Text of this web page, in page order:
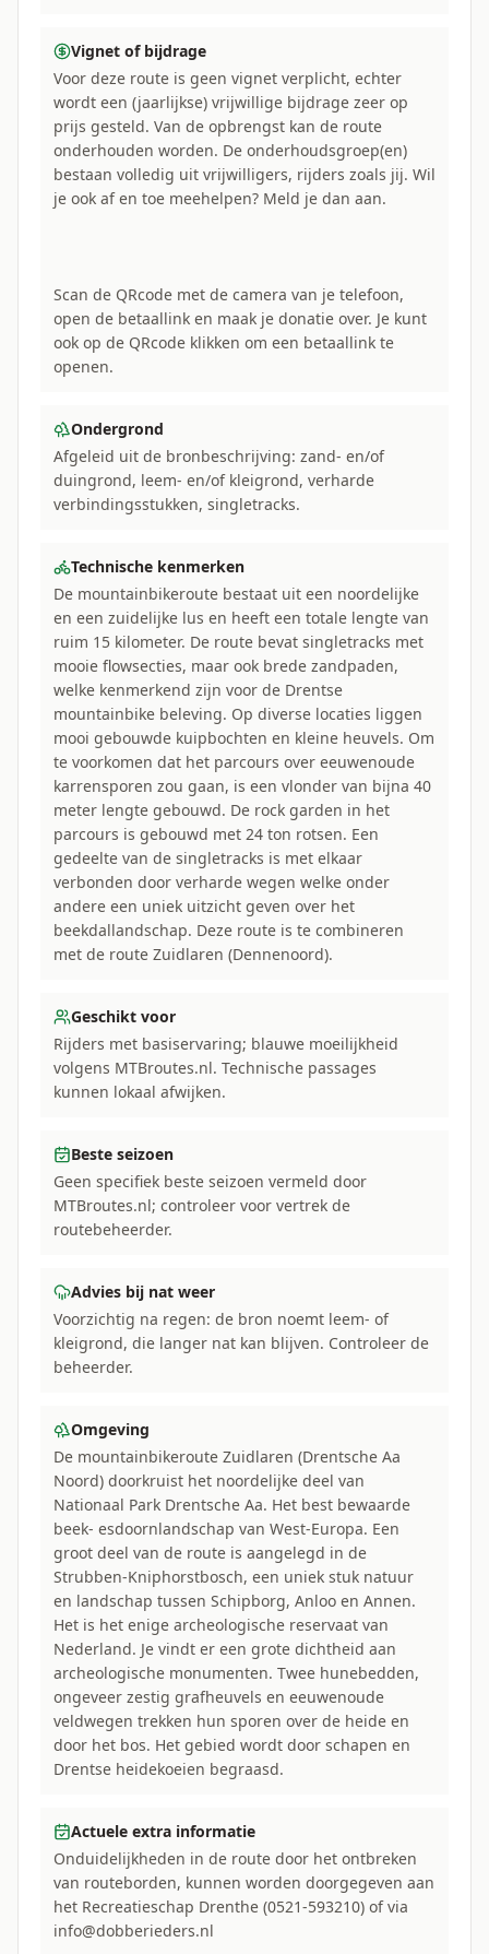
Vignet of bijdrage
Voor deze route is geen vignet verplicht, echter
wordt een (jaarlijkse) vrijwillige bijdrage zeer op
prijs gesteld. Van de opbrengst kan de route
onderhouden worden. De onderhoudsgroep(en)
bestaan volledig uit vrijwilligers, rijders zoals jij. Wil
je ook af en toe meehelpen? Meld je dan aan.
Scan de QRcode met de camera van je telefoon,
open de betaallink en maak je donatie over. Je kunt
ook op de QRcode klikken om een betaallink te
openen.
Ondergrond
Afgeleid uit de bronbeschrijving: zand- en/of
duingrond, leem- en/of kleigrond, verharde
verbindingsstukken, singletracks.
Technische kenmerken
De mountainbikeroute bestaat uit een noordelijke
en een zuidelijke lus en heeft een totale lengte van
ruim 15 kilometer. De route bevat singletracks met
mooie flowsecties, maar ook brede zandpaden,
welke kenmerkend zijn voor de Drentse
mountainbike beleving. Op diverse locaties liggen
mooi gebouwde kuipbochten en kleine heuvels. Om
te voorkomen dat het parcours over eeuwenoude
karrensporen zou gaan, is een vlonder van bijna 40
meter lengte gebouwd. De rock garden in het
parcours is gebouwd met 24 ton rotsen. Een
gedeelte van de singletracks is met elkaar
verbonden door verharde wegen welke onder
andere een uniek uitzicht geven over het
beekdallandschap. Deze route is te combineren
met de route Zuidlaren (Dennenoord).
Geschikt voor
Rijders met basiservaring; blauwe moeilijkheid
volgens MTBroutes.nl. Technische passages
kunnen lokaal afwijken.
Beste seizoen
Geen specifiek beste seizoen vermeld door
MTBroutes.nl; controleer voor vertrek de
routebeheerder.
Advies bij nat weer
Voorzichtig na regen: de bron noemt leem- of
kleigrond, die langer nat kan blijven. Controleer de
beheerder.
Omgeving
De mountainbikeroute Zuidlaren (Drentsche Aa
Noord) doorkruist het noordelijke deel van
Nationaal Park Drentsche Aa. Het best bewaarde
beek- esdoornlandschap van West-Europa. Een
groot deel van de route is aangelegd in de
Strubben-Kniphorstbosch, een uniek stuk natuur
en landschap tussen Schipborg, Anloo en Annen.
Het is het enige archeologische reservaat van
Nederland. Je vindt er een grote dichtheid aan
archeologische monumenten. Twee hunebedden,
ongeveer zestig grafheuvels en eeuwenoude
veldwegen trekken hun sporen over de heide en
door het bos. Het gebied wordt door schapen en
Drentse heidekoeien begraasd.
Actuele extra informatie
Onduidelijkheden in de route door het ontbreken
van routeborden, kunnen worden doorgegeven aan
het Recreatieschap Drenthe (0521-593210) of via
info@dobberieders.nl